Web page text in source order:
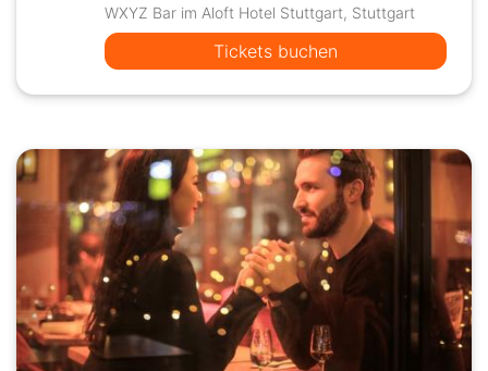
WXYZ Bar im Aloft Hotel Stuttgart, Stuttgart
Tickets buchen